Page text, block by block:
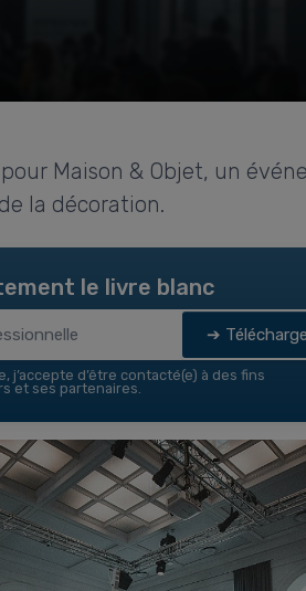
Maison & Objet, un
la décoration.
le livre blanc
➔
j’accepte d’être contacté(e) à des fins
et ses partenaires.